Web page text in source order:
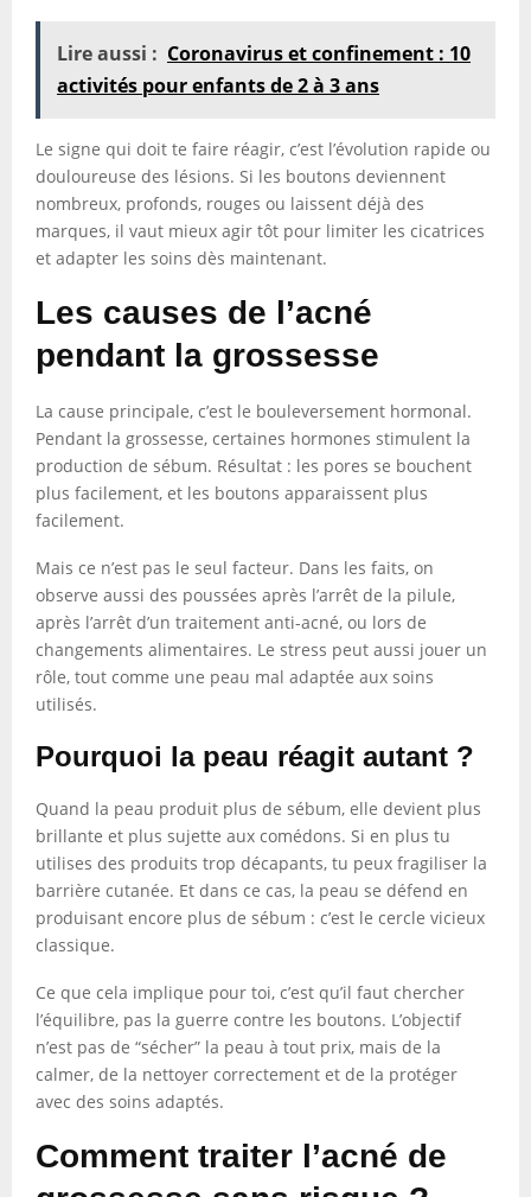
Lire aussi : Coronavirus et confinement : 10
activités pour enfants de 2 à 3 ans
Le signe qui doit te faire réagir, c’est l’évolution rapide ou
douloureuse des lésions. Si les boutons deviennent
nombreux, profonds, rouges ou laissent déjà des
marques, il vaut mieux agir tôt pour limiter les cicatrices
et adapter les soins dès maintenant.
Les causes de l’acné
pendant la grossesse
La cause principale, c’est le bouleversement hormonal.
Pendant la grossesse, certaines hormones stimulent la
production de sébum. Résultat : les pores se bouchent
plus facilement, et les boutons apparaissent plus
facilement.
Mais ce n’est pas le seul facteur. Dans les faits, on
observe aussi des poussées après l’arrêt de la pilule,
après l’arrêt d’un traitement anti-acné, ou lors de
changements alimentaires. Le stress peut aussi jouer un
rôle, tout comme une peau mal adaptée aux soins
utilisés.
Pourquoi la peau réagit autant ?
Quand la peau produit plus de sébum, elle devient plus
brillante et plus sujette aux comédons. Si en plus tu
utilises des produits trop décapants, tu peux fragiliser la
barrière cutanée. Et dans ce cas, la peau se défend en
produisant encore plus de sébum : c’est le cercle vicieux
classique.
Ce que cela implique pour toi, c’est qu’il faut chercher
l’équilibre, pas la guerre contre les boutons. L’objectif
n’est pas de “sécher” la peau à tout prix, mais de la
calmer, de la nettoyer correctement et de la protéger
avec des soins adaptés.
Comment traiter l’acné de